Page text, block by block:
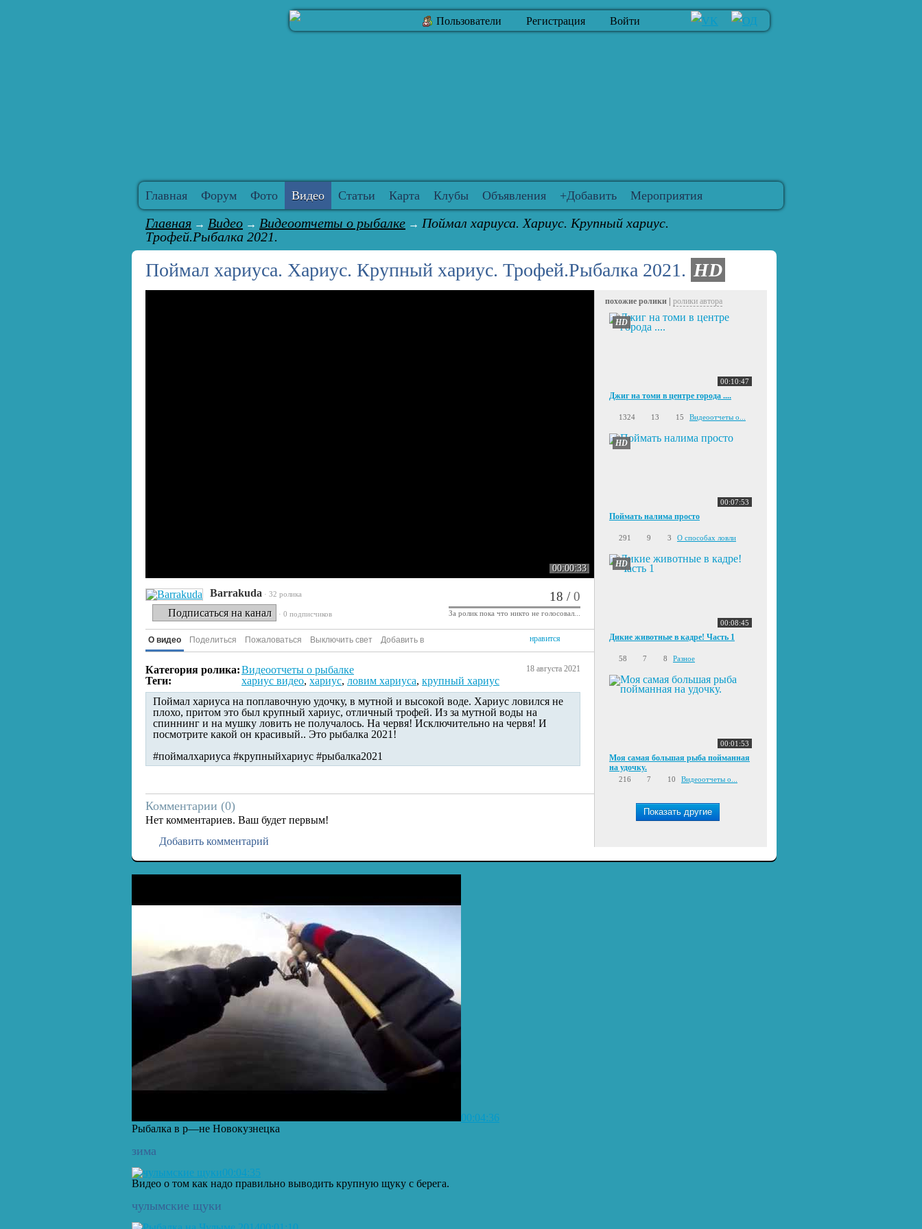
Пользователи Регистрация Войти
Главная Форум Фото Видео Статьи Карта Клубы Объявления +Добавить Мероприятия
Главная → Видео → Видеоотчеты о рыбалке → Поймал хариуса. Хариус. Крупный хариус.
Трофей.Рыбалка 2021.
Поймал хариуса. Хариус. Крупный хариус. Трофей.Рыбалка 2021. HD
00:00:33
Barrakuda · 32 ролика
Подписаться на канал · 0 подписчиков
18 /0
За ролик пока что никто не голосовал...
нравится
О видео Поделиться Пожаловаться Выключить свет Добавить в
Категория ролика:Видеоотчеты о рыбалке
Теги:
хариус видео, хариус, ловим хариуса, крупный хариус
Поймал хариуса на поплавочную удочку, в мутной и высокой воде. Хариус ловился не
плохо, притом это был крупный хариус, отличный трофей. Из за мутной воды на
спиннинг и на мушку ловить не получалось. На червя! Исключительно на червя! И
посмотрите какой он красивый.. Это рыбалка 2021!
#поймалхариуса #крупныйхариус #рыбалка2021
18 августа 2021
Комментарии (0)
Нет комментариев. Ваш будет первым!
Добавить комментарий
похожие ролики | ролики автора
00:10:47
HD
Джиг на томи в центре города ....
1324 13 15 Видеоотчеты о...
00:07:53
HD
Поймать налима просто
291 9 3 О способах ловли
00:08:45
HD
Дикие животные в кадре! Часть 1
58 7 8 Разное
00:01:53
Моя самая большая рыба пойманная
на удочку.
216 7 10 Видеоотчеты о...
00:04:36
Рыбалка в р—не Новокузнецка
зима
00:04:35
Видео о том как надо правильно выводить крупную щуку с берега.
чулымские щуки